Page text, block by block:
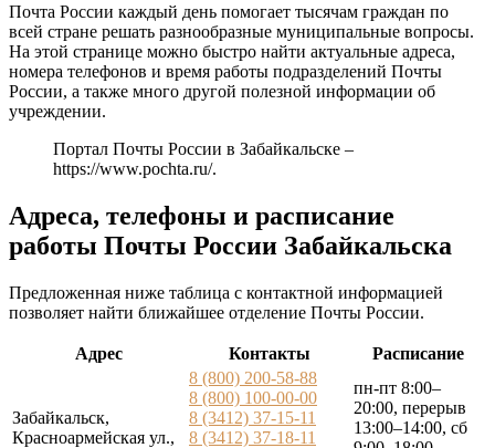
Почта России каждый день помогает тысячам граждан по
всей стране решать разнообразные муниципальные вопросы.
На этой странице можно быстро найти актуальные адреса,
номера телефонов и время работы подразделений Почты
России, а также много другой полезной информации об
учреждении.
Портал Почты России в Забайкальске –
https://www.pochta.ru/.
Адреса, телефоны и расписание
работы Почты России Забайкальска
Предложенная ниже таблица с контактной информацией
позволяет найти ближайшее отделение Почты России.
Адрес Контакты Расписание
Забайкальск,
Красноармейская ул.,
8 (800) 200-58-88
8 (800) 100-00-00
8 (3412) 37-15-11
8 (3412) 37-18-11
пн-пт 8:00–
20:00, перерыв
13:00–14:00, сб